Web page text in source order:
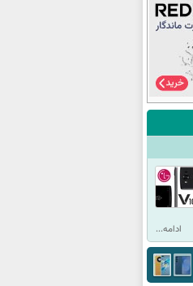
ادامه...